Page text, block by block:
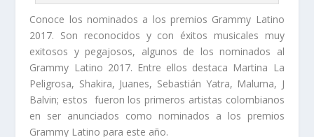
Conoce los nominados a los premios Grammy Latino
2017. Son reconocidos y con éxitos musicales muy
exitosos y pegajosos, algunos de los nominados al
Grammy Latino 2017. Entre ellos destaca Martina La
Peligrosa, Shakira, Juanes, Sebastián Yatra, Maluma, J
Balvin; estos fueron los primeros artistas colombianos
en ser anunciados como nominados a los premios
Grammy Latino para este año.